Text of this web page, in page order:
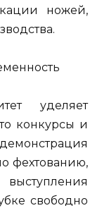
ножей,
уделяет
конкурсы и
фехтованию,
свободно